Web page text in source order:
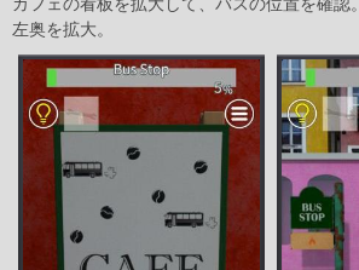
左奥を拡大。